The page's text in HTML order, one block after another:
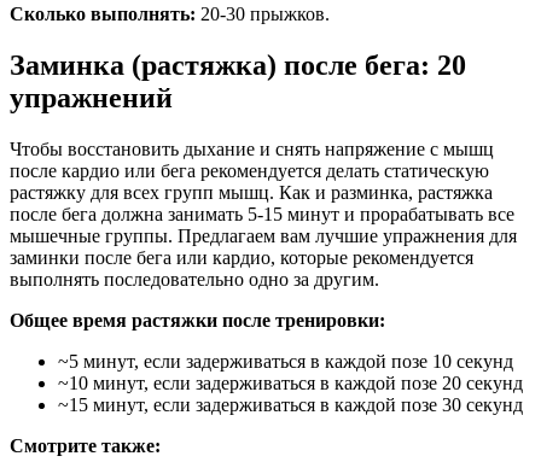
Сколько выполнять: 20-30 прыжков.
Заминка (растяжка) после бега: 20
упражнений
Чтобы восстановить дыхание и снять напряжение с мышц
после кардио или бега рекомендуется делать статическую
растяжку для всех групп мышц. Как и разминка, растяжка
после бега должна занимать 5-15 минут и прорабатывать все
мышечные группы. Предлагаем вам лучшие упражнения для
заминки после бега или кардио, которые рекомендуется
выполнять последовательно одно за другим.
Общее время растяжки после тренировки:
~5 минут, если задерживаться в каждой позе 10 секунд
~10 минут, если задерживаться в каждой позе 20 секунд
~15 минут, если задерживаться в каждой позе 30 секунд
Смотрите также: